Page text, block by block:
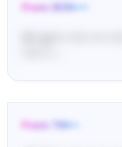
From: BON••••
From: TIN•••